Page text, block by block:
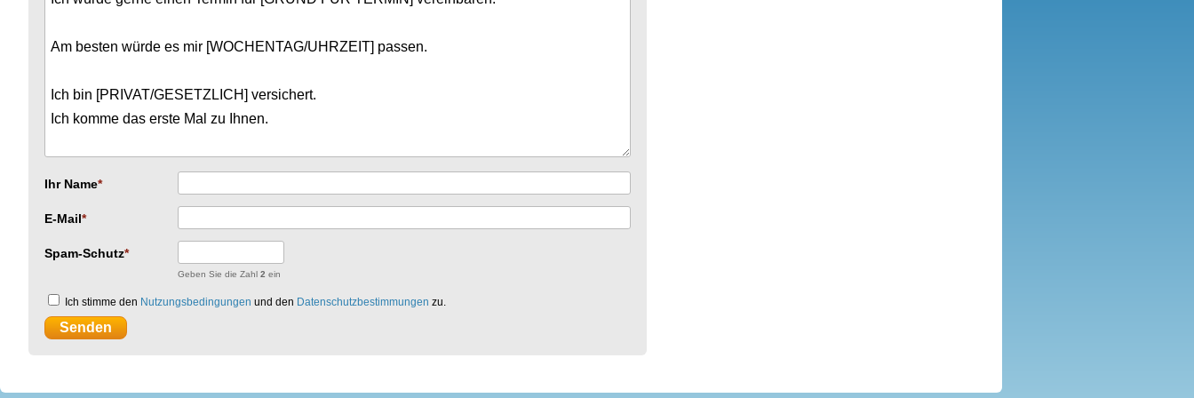
Ihr Name
E-Mail
Spam-Schutz
Geben Sie die Zahl 2 ein
Ich stimme den Nutzungsbedingungen und den Datenschutzbestimmungen zu.